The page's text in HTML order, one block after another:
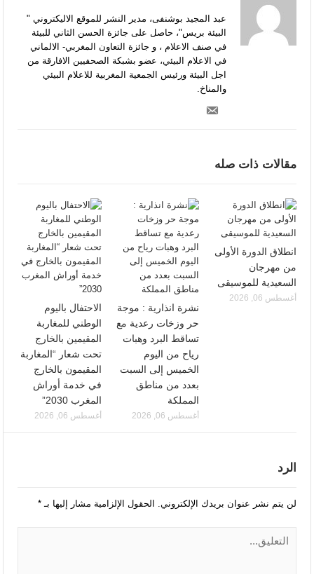
عبد المجيد بوشنفى، مدير النشر للموقع الاليكتروني "
البيئة بريس"، حاصل على جائزة الحسن الثاني للبيئة
في صنف الاعلام ، و جائزة التعاون المغربي- الالماني
في الاعلام البيئي، عضو بشبكة الصحفيين الافارقة من
اجل البيئة ورئيس الجمعية المغربية للاعلام البيئي
والمناخ.
مقالات ذات صله
انطلاق الدورة الأولى
من مهرجان
السعيدية للموسيقى
أغسطس 06, 2026
نشرة انذارية : موجة
حر وزخات رعدية مع
تساقط البرد وهبات
رياح من اليوم
الخميس إلى السبت
بعدد من مناطق
المملكة
أغسطس 06, 2026
الاحتفال باليوم
الوطني للمغاربة
المقيمين بالخارج
تحت شعار “المغاربة
المقيمون بالخارج
في خدمة أوراش
المغرب 2030”
أغسطس 06, 2026
الرد
لن يتم نشر عنوان بريدك الإلكتروني. الحقول الإلزامية مشار إليها بـ*